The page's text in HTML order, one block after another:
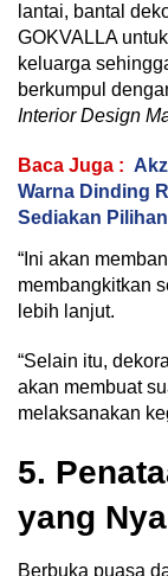
lantai, bantal
GOKVALLA
keluarga
berkumpul
Interior Design
Baca Juga :
Warna Dinding
Sediakan
“Ini akan
membangkitkan
lebih lanjut.
“Selain itu,
akan membuat
melaksanakan
5.
yang
Berbuka puasa